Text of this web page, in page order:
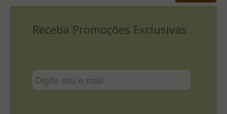
Receba Promoções Exclusivas